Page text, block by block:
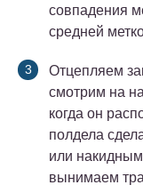
совпадения
средней
Отцепляем
смотрим на
когда он
полдела
или накидным
вынимаем